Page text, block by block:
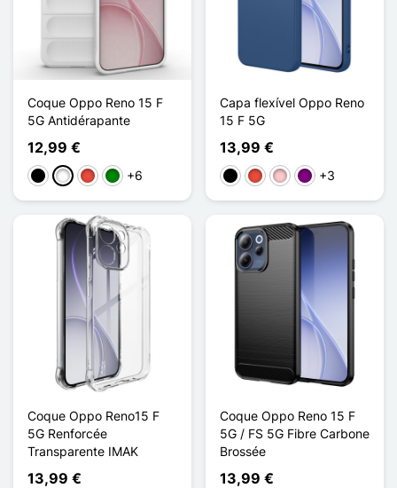
Coque Oppo Reno 15 F
5G Antidérapante
12,99 €
PretoBrancoVermelho
Verde
+6
Capa flexível Oppo Reno
15 F 5G
13,99 €
PretoVermelho
RosaPúrpura
+3
Coque Oppo Reno15 F
5G Renforcée
Transparente IMAK
13,99 €
Coque Oppo Reno 15 F
5G / FS 5G Fibre Carbone
Brossée
13,99 €